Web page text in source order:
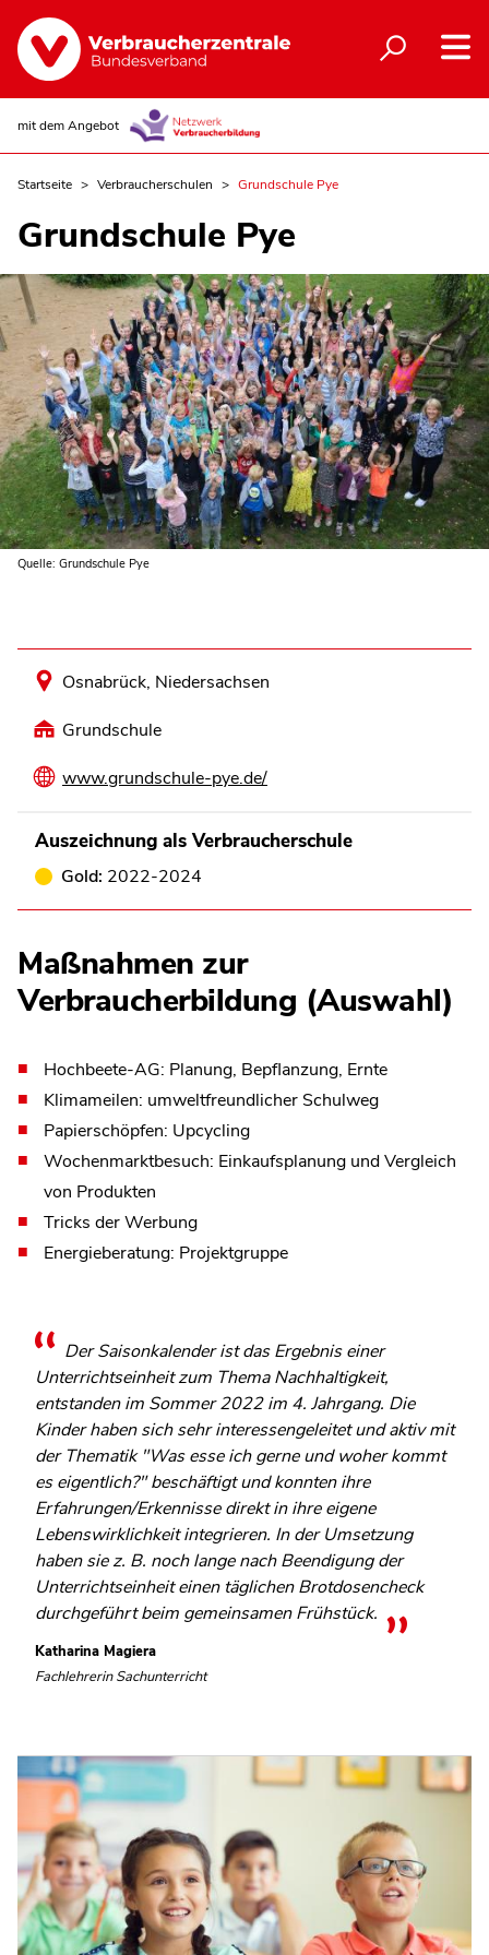
mit dem Angebot
Startseite Verbraucherschulen Grundschule Pye
Grundschule Pye
Quelle: Grundschule Pye
Osnabrück, Niedersachsen
Grundschule
www.grundschule-pye.de/
Auszeichnung als Verbraucherschule
Gold: 2022-2024
Maßnahmen zur
Verbraucherbildung (Auswahl)
Hochbeete-AG: Planung, Bepflanzung, Ernte
Klimameilen: umweltfreundlicher Schulweg
Papierschöpfen: Upcycling
Wochenmarktbesuch: Einkaufsplanung und Vergleich
von Produkten
Tricks der Werbung
Energieberatung: Projektgruppe
Der Saisonkalender ist das Ergebnis einer
Unterrichtseinheit zum Thema Nachhaltigkeit,
entstanden im Sommer 2022 im 4. Jahrgang. Die
Kinder haben sich sehr interessengeleitet und aktiv mit
der Thematik "Was esse ich gerne und woher kommt
es eigentlich?" beschäftigt und konnten ihre
Erfahrungen/Erkennisse direkt in ihre eigene
Lebenswirklichkeit integrieren. In der Umsetzung
haben sie z. B. noch lange nach Beendigung der
Unterrichtseinheit einen täglichen Brotdosencheck
durchgeführt beim gemeinsamen Frühstück.
Katharina Magiera
Fachlehrerin Sachunterricht